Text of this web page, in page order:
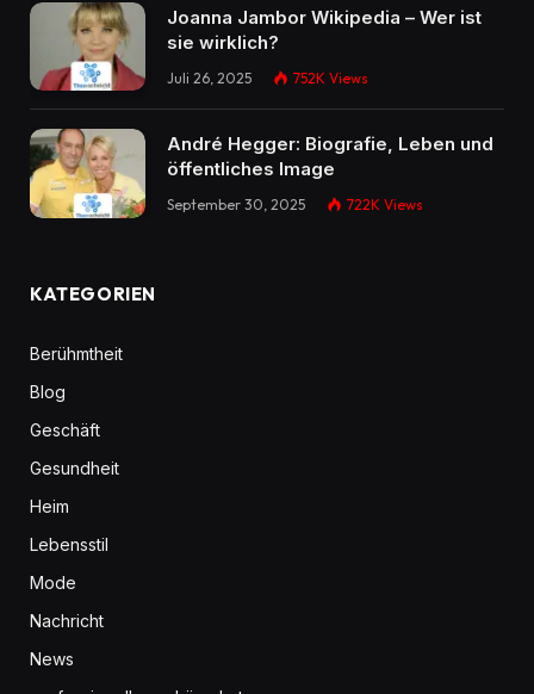
Joanna Jambor Wikipedia – Wer ist
sie wirklich?
Juli 26, 2025 752K Views
André Hegger: Biografie, Leben und
öffentliches Image
September 30, 2025 722K Views
KATEGORIEN
Berühmtheit
Blog
Geschäft
Gesundheit
Heim
Lebensstil
Mode
Nachricht
News